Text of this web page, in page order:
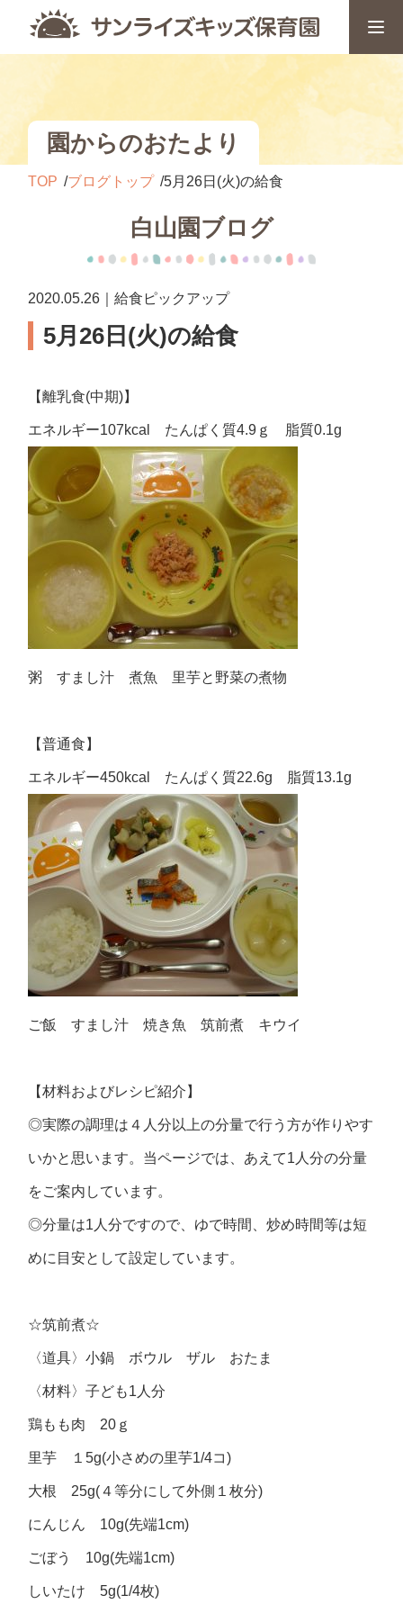
園からのおたより
TOP ブログトップ 5月26日(火)の給食
白山園ブログ
2020.05.26｜給食ピックアップ
5月26日(火)の給食
【離乳食(中期)】
エネルギー107kcal たんぱく質4.9ｇ 脂質0.1g
粥 すまし汁 煮魚 里芋と野菜の煮物
【普通食】
エネルギー450kcal たんぱく質22.6g 脂質13.1g
ご飯 すまし汁 焼き魚 筑前煮 キウイ
【材料およびレシピ紹介】
◎実際の調理は４人分以上の分量で行う方が作りやす
いかと思います。当ページでは、あえて1人分の分量
をご案内しています。
◎分量は1人分ですので、ゆで時間、炒め時間等は短
めに目安として設定しています。
☆筑前煮☆
〈道具〉小鍋 ボウル ザル おたま
〈材料〉子ども1人分
鶏もも肉 20ｇ
里芋 １5g(小さめの里芋1/4コ)
大根 25g(４等分にして外側１枚分)
にんじん 10g(先端1cm)
ごぼう 10g(先端1cm)
しいたけ 5g(1/4枚)